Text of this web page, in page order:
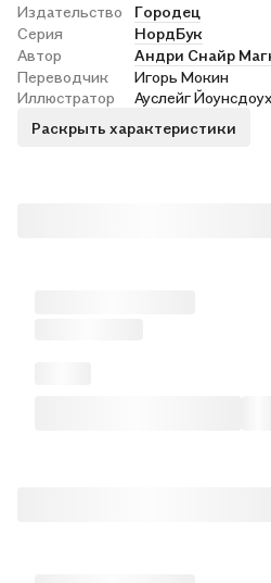
Издательство
Городец
Серия
НордБук
Автор
Андри Снайр
Переводчик
Игорь Мокин
Иллюстратор
Ауслейг
Раскрыть характеристики